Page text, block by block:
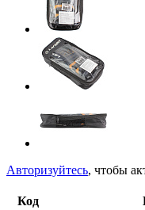
Авторизуйтесь, чтобы
Код